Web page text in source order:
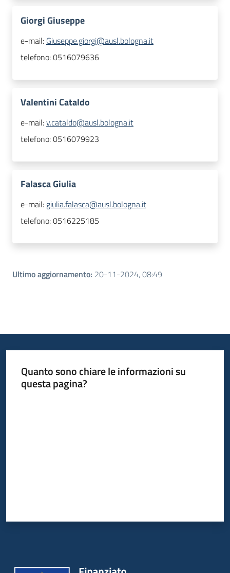
Giorgi Giuseppe
e-mail: Giuseppe.giorgi@ausl.bologna.it
telefono:0516079636
Valentini Cataldo
e-mail:v.cataldo@ausl.bologna.it
telefono:0516079923
Falasca Giulia
e-mail: giulia.falasca@ausl.bologna.it
telefono:0516225185
Ultimo aggiornamento: 20-11-2024, 08:49
Quanto sono chiare le informazioni su
questa pagina?